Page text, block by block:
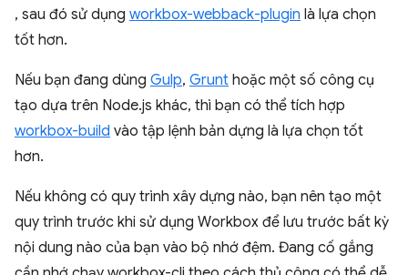
, sau đó sử dụng workbox-webback-plugin là lựa chọn
tốt hơn.
Nếu bạn đang dùng Gulp, Grunt hoặc một số công cụ
tạo dựa trên Node.js khác, thì bạn có thể tích hợp
workbox-build vào tập lệnh bản dựng là lựa chọn tốt
hơn.
Nếu không có quy trình xây dựng nào, bạn nên tạo một
quy trình trước khi sử dụng Workbox để lưu trước bất kỳ
nội dung nào của bạn vào bộ nhớ đệm. Đang cố gắng